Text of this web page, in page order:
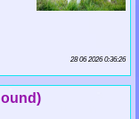
28 06 2026 0:36:26